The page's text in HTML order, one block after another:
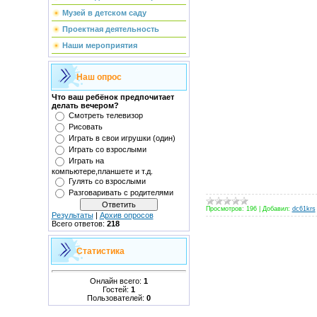
Музей в детском саду
Проектная деятельность
Наши мероприятия
Наш опрос
Что ваш ребёнок предпочитает
делать вечером?
Смотреть телевизор
Рисовать
Играть в свои игрушки (один)
Играть со взрослыми
Играть на
компьютере,планшете и т.д.
Гулять со взрослыми
Разговаривать с родителями
Результаты| Архив опросов
Всего ответов: 218
Статистика
Онлайн всего: 1
Гостей: 1
Пользователей: 0
Просмотров: 196 Добавил: dc61krs